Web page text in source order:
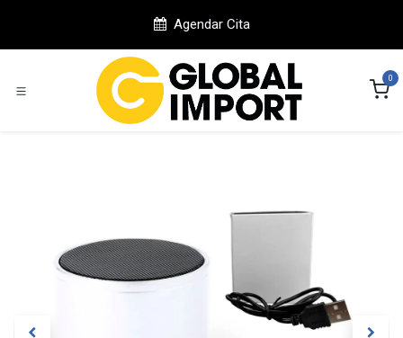
Agendar Cita
0